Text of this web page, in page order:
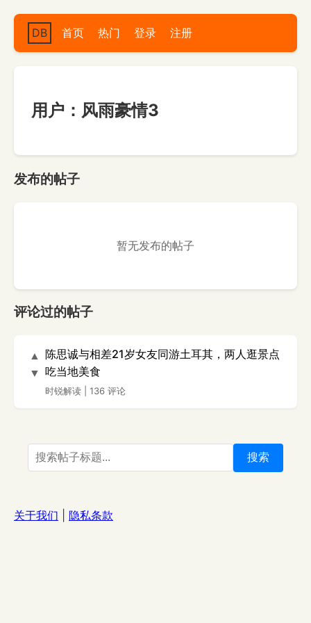
DB 首页 热门 登录 注册
用户：风雨豪情3
发布的帖子
暂无发布的帖子
评论过的帖子
▲
▼
陈思诚与相差21岁女友同游土耳其，两人逛景点
吃当地美食
时锐解读 136 评论
搜索
关于我们 隐私条款